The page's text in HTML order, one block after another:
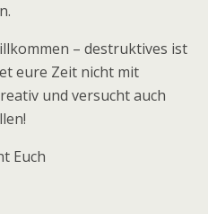
– destruktives ist
eure Zeit nicht mit
und versucht auch
Euch